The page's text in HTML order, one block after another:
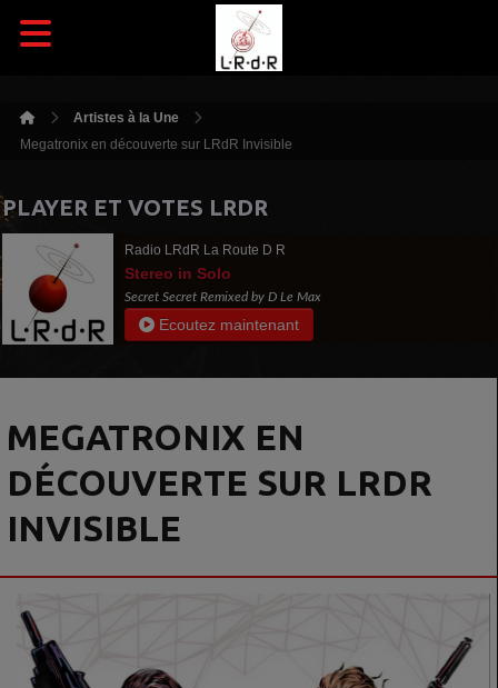
Artistes à la Une
Megatronix en découverte sur LRdR Invisible
PLAYER ET VOTES LRDR
Radio LRdR La Route D R
Stereo in Solo
Secret Secret Remixed by D Le Max
Ecoutez maintenant
MEGATRONIX EN
DÉCOUVERTE SUR LRDR
INVISIBLE